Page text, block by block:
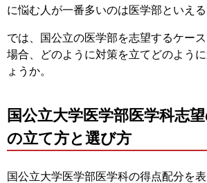
に悩む人が一番多いのは医学部といえる
では、国公立の医学部を志望するケー
場合、どのように対策を立てどのよう
ょうか。
国公立大学医学部医学科志
の立て方と選び方
国公立大学医学部医学科の得点配分を